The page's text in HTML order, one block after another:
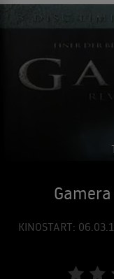
KINOSTART: